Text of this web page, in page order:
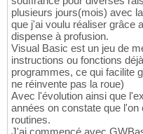
plusieurs jours(mois) avec
que j'ai voulu réaliser grâce
dispense à profusion.
Visual Basic est un jeu de
instructions ou fonctions
programmes, ce qui facilite
ne réinvente pas la roue)
Avec l'évolution ainsi que
années on constate que
routines.